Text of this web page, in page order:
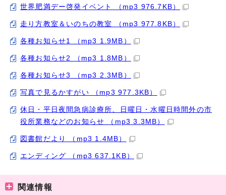
世界肥満デー啓発イベント （mp3 976.7KB）
走り方教室＆いのちの教室 （mp3 977.8KB）
各種お知らせ1 （mp3 1.9MB）
各種お知らせ2 （mp3 1.8MB）
各種お知らせ3 （mp3 2.3MB）
写真で見るかすがい （mp3 977.3KB）
休日・平日夜間急病診療所、日曜日・水曜日時間外の市
役所業務などのお知らせ （mp3 3.3MB）
図書館だより （mp3 1.4MB）
エンディング （mp3 637.1KB）
関連情報